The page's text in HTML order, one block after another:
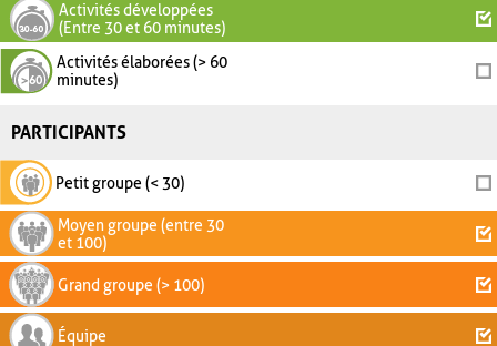
Activités développées
(Entre 30 et 60 minutes)
Activités élaborées (> 60
minutes)
PARTICIPANTS
Petit groupe (< 30)
Moyen groupe (entre 30
et 100)
Grand groupe (> 100)
Équipe